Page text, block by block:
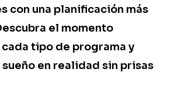
con una planificación más
el momento
tipo de programa y
en realidad sin prisas